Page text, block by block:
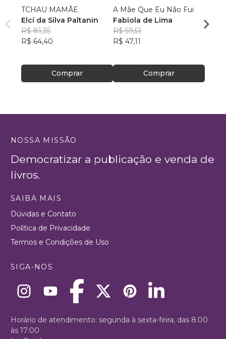
TCHAU MAMÃE
Elcí da Silva Paltanin
R$ 81,35
R$ 64,40
Comprar
A Mãe Que Eu Não Fui
Fabiola de Lima
R$ 59,51
R$ 47,11
Comprar
NOSSA MISSÃO
Democratizar a publicação e venda de
livros.
SAIBA MAIS
Dúvidas e Contato
Política de Privacidade
Termos e Condições de Uso
SIGA-NOS
Horário de atendimento: segunda à sexta-feira, das 8:00
às 17:00